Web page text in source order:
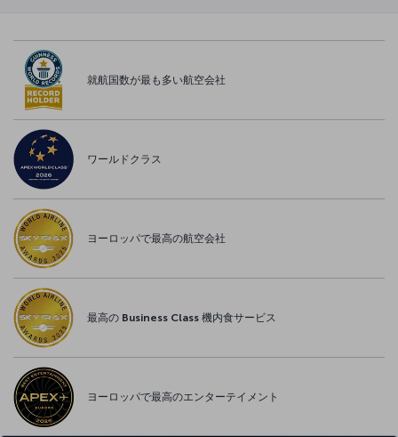
就航国数が最も多い航空会社
ワールドクラス
ヨーロッパで最高の航空会社
最高の Business Class 機内食サービス
ヨーロッパで最高のエンターテイメント